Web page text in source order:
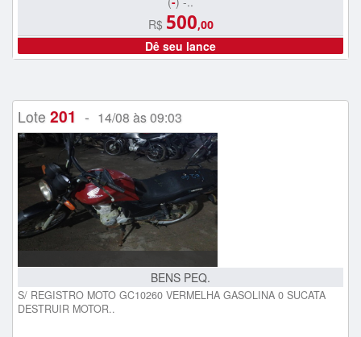
R$ 500,00
Dê seu lance
Lote 201 - 14/08 às 09:03
BENS PEQ.
S/ REGISTRO MOTO GC10260 VERMELHA GASOLINA 0 SUCATA
DESTRUIR MOTOR..